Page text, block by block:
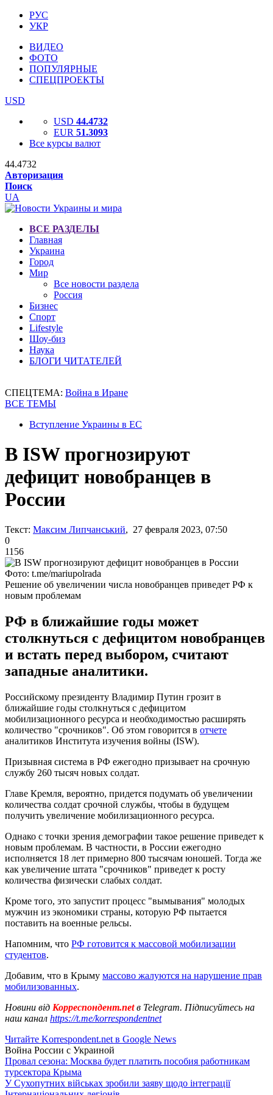
РУС
УКР
ВИДЕО
ФОТО
ПОПУЛЯРНЫЕ
СПЕЦПРОЕКТЫ
USD
USD 44.4732
EUR 51.3093
Все курсы валют
44.4732
Авторизация
Поиск
UA
ВСЕ РАЗДЕЛЫ
Главная
Украина
Город
Мир
Все новости раздела
Россия
Бизнес
Спорт
Lifestyle
Шоу-биз
Наука
БЛОГИ ЧИТАТЕЛЕЙ
СПЕЦТЕМА: Война в Иране
ВСЕ ТЕМЫ
Вступление Украины в ЕС
В ISW прогнозируют
дефицит новобранцев в
России
Текст: Максим Липчанський, 27 февраля 2023, 07:50
0
1156
Фото: t.me/mariupolrada
Решение об увеличении числа новобранцев приведет РФ к
новым проблемам
РФ в ближайшие годы может
столкнуться с дефицитом новобранцев
и встать перед выбором, считают
западные аналитики.
Российскому президенту Владимир Путин грозит в
ближайшие годы столкнуться с дефицитом
мобилизационного ресурса и необходимостью расширять
количество "срочников". Об этом говорится в отчете
аналитиков Института изучения войны (ISW).
Призывная система в РФ ежегодно призывает на срочную
службу 260 тысяч новых солдат.
Главе Кремля, вероятно, придется подумать об увеличении
количества солдат срочной службы, чтобы в будущем
получить увеличение мобилизационного ресурса.
Однако с точки зрения демографии такое решение приведет к
новым проблемам. В частности, в России ежегодно
исполняется 18 лет примерно 800 тысячам юношей. Тогда же
как увеличение штата "срочников" приведет к росту
количества физически слабых солдат.
Кроме того, это запустит процесс "вымывания" молодых
мужчин из экономики страны, которую РФ пытается
поставить на военные рельсы.
Напомним, что РФ готовится к массовой мобилизации
студентов.
Добавим, что в Крыму массово жалуются на нарушение прав
мобилизованных.
Новини від Корреспондент.netв Telegram. Підписуйтесь на
наш канал https://t.me/korrespondentnet
Читайте Korrespondent.net в Google News
Война России с Украиной
Провал сезона: Москва будет платить пособия работникам
турсектора Крыма
У Сухопутних військах зробили заяву щодо інтеграції